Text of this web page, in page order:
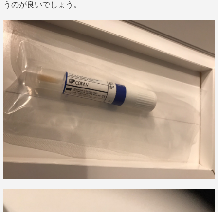
うのが良いでしょう。